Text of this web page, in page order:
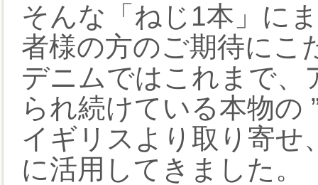
そんな「ねじ1本」に
者様の方のご期待にこ
デニムではこれまで、
られ続けている本物の
イギリスより取り寄せ
に活用してきました。